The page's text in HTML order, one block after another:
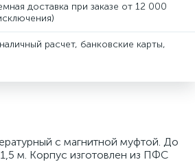
доставка при заказе от 12 000
расчет, банковские карты,
с магнитной муфтой. До
м. Корпус изготовлен из ПФС